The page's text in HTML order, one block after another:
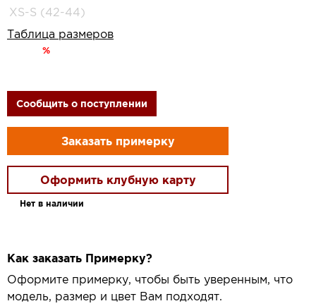
XS-S (42-44)
Таблица размеров
%
Сообщить о поступлении
Заказать примерку
Оформить клубную карту
Нет в наличии
Как заказать Примерку?
Оформите примерку, чтобы быть уверенным, что
модель, размер и цвет Вам подходят.